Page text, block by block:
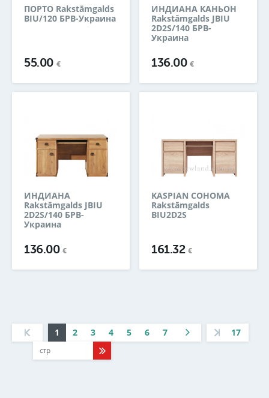
ПОРТО Rakstāmgalds
BIU/120 БРВ-Украина
55.00 €
ИНДИАНА КАНЬОН
Rakstāmgalds JBIU
2D2S/140 БРВ-
Украина
136.00€
ИНДИАНА
Rakstāmgalds JBIU
2D2S/140 БРВ-
Украина
136.00€
KASPIAN СОНОМА
Rakstāmgalds
BIU2D2S
161.32€
1 2 3 4 5 6 7 17